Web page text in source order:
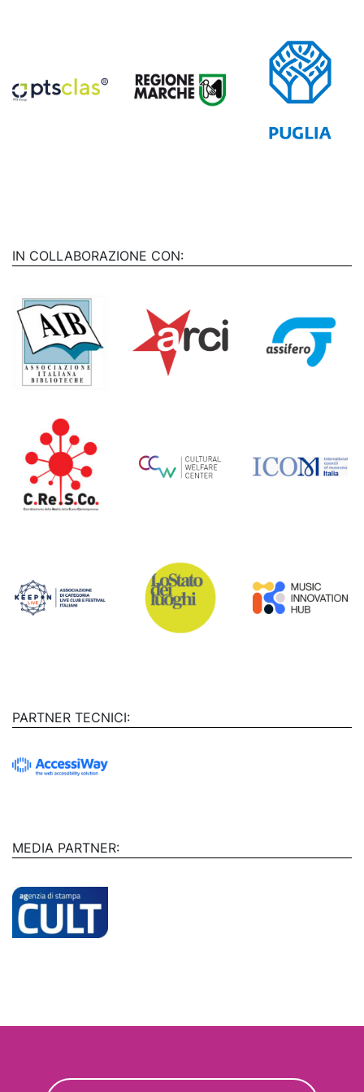
IN COLLABORAZIONE CON:
PARTNER TECNICI:
MEDIA PARTNER: